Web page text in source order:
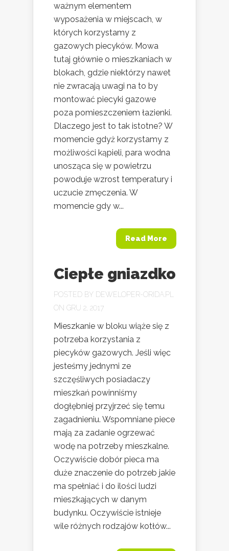
ważnym elementem
wyposażenia w miejscach, w
których korzystamy z
gazowych piecyków. Mowa
tutaj głównie o mieszkaniach w
blokach, gdzie niektórzy nawet
nie zwracają uwagi na to by
montować piecyki gazowe
poza pomieszczeniem łazienki.
Dlaczego jest to tak istotne? W
momencie gdyż korzystamy z
możliwości kąpieli, para wodna
unosząca się w powietrzu
powoduje wzrost temperatury i
uczucie zmęczenia. W
momencie gdy w...
Read More
Ciepłe gniazdko
POSTED BY DEWELOPER-ORIDA.PL
ON GRU 2, 2017
Mieszkanie w bloku wiąże się z
potrzeba korzystania z
piecyków gazowych. Jeśli więc
jesteśmy jednymi ze
szczęśliwych posiadaczy
mieszkań powinniśmy
dogłębniej przyjrzeć się temu
zagadnieniu. Wspomniane piece
mają za zadanie ogrzewać
wodę na potrzeby mieszkalne.
Oczywiście dobór pieca ma
duże znaczenie do potrzeb jakie
ma spełniać i do ilości ludzi
mieszkających w danym
budynku. Oczywiście istnieje
wile różnych rodzajów kotłów...